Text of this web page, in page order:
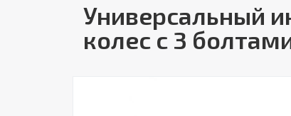
Универсальный
колес с 3